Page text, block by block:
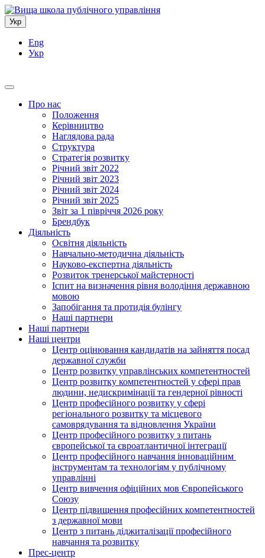
Укр
Eng
Укр
Про нас
Положення
Керівництво
Наглядова рада
Структура
Стратегія розвитку
Річний звіт 2022
Річний звіт 2023
Річний звіт 2024
Річний звіт 2025
Звіт за 1 півріччя 2026 року
Брендбук
Діяльність
Освітня діяльність
Навчально-методична діяльність
Науково-експертна діяльність
Розвиток тренерської майстерності
Іспит на визначення рівня володіння державною
мовою
Запобігання та протидія булінгу
Наші партнери
Наші партнери
Наші центри
Центр оцінювання кандидатів на зайняття посад
державної служби
Центр розвитку управлінських компетентностей
Центр розвитку компетентностей у сфері прав
людини, недискримінації та гендерної рівності
Центр професійного розвитку у сфері
регіонального розвитку та місцевого
самоврядування та відновлення України
Центр професійного розвитку з питань
європейської та євроатлантичної інтеграції
Центр професійного навчання інноваційним
інструментам та технологіям у публічному
управлінні
Центр вивчення офіційних мов Європейського
Союзу
Центр підвищення професійних компетентностей
з державної мови
Центр з питань діджиталізації професійного
навчання та розвитку
Прес-центр